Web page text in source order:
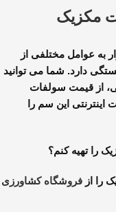
مکزیک
به عوامل مختلفی از
دارد. شما می توانید
از قیمت سولفات
این سم را
را تهیه کنم؟
را از فروشگاه کشاورزی